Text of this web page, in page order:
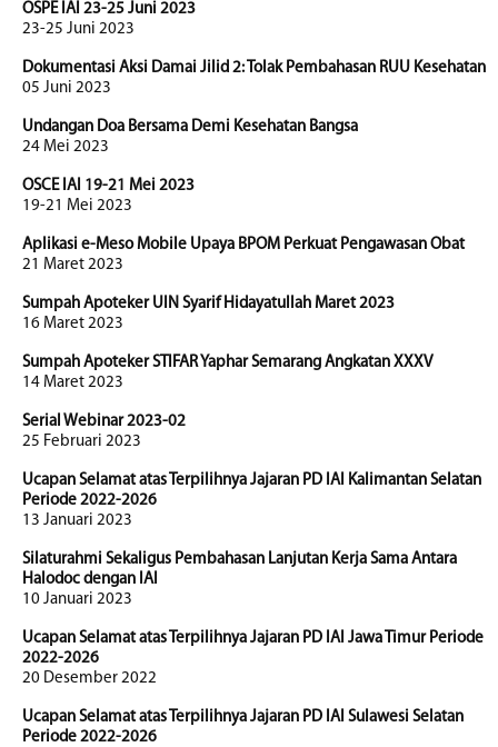
OSPE IAI 23-25 Juni 2023
23-25 Juni 2023
Dokumentasi Aksi Damai Jilid 2: Tolak Pembahasan RUU Kesehatan
05 Juni 2023
Undangan Doa Bersama Demi Kesehatan Bangsa
24 Mei 2023
OSCE IAI 19-21 Mei 2023
19-21 Mei 2023
Aplikasi e-Meso Mobile Upaya BPOM Perkuat Pengawasan Obat
21 Maret 2023
Sumpah Apoteker UIN Syarif Hidayatullah Maret 2023
16 Maret 2023
Sumpah Apoteker STIFAR Yaphar Semarang Angkatan XXXV
14 Maret 2023
Serial Webinar 2023-02
25 Februari 2023
Ucapan Selamat atas Terpilihnya Jajaran PD IAI Kalimantan Selatan
Periode 2022-2026
13 Januari 2023
Silaturahmi Sekaligus Pembahasan Lanjutan Kerja Sama Antara
Halodoc dengan IAI
10 Januari 2023
Ucapan Selamat atas Terpilihnya Jajaran PD IAI Jawa Timur Periode
2022-2026
20 Desember 2022
Ucapan Selamat atas Terpilihnya Jajaran PD IAI Sulawesi Selatan
Periode 2022-2026